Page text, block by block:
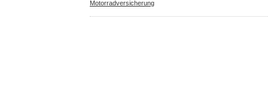
Motorradversicherung